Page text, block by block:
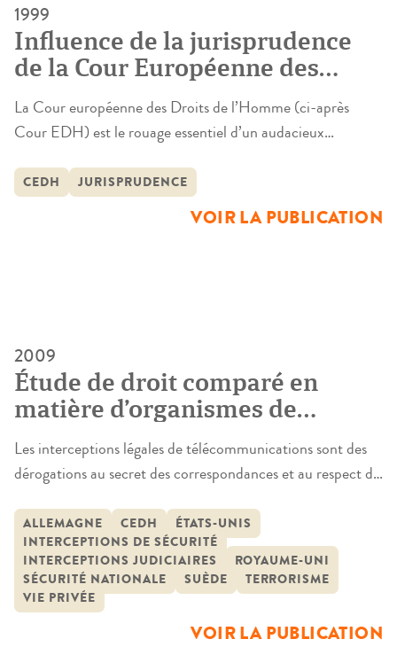
1999
Influence de la jurisprudence
de la Cour Européenne des
Droits de l’Homme sur le droit
privé français
La Cour européenne des Droits de l’Homme (ci-après
Cour EDH) est le rouage essentiel d’un audacieux
Convention de sauvegarde des Droits de l’homme et des
libertés fondamentales (ci-après CEDH) signée à Rome le
4 novembre 1950, ratifiée par 41 États européens et
CEDH JURISPRUDENCE
VOIR LA PUBLICATION
2009
Étude de droit comparé en
matière d’organismes de
contrôle des interceptions de
télécommunication
Les interceptions légales de télécommunications sont des
dérogations au secret des correspondances et au respect de
l’homme de 1948 (1) est une référence incontournable,
même si elle n’est pas toujours appliquée. L’article 17 du
pacte international relatif aux droits civils et politiques des
Nations unies du […]
ALLEMAGNE CEDH
ÉTATS-UNIS
INTERCEPTIONS DE SÉCURITÉ
INTERCEPTIONS JUDICIAIRES
ROYAUME-UNI
SÉCURITÉ NATIONALE
SUÈDE
TERRORISME
VIE PRIVÉE
VOIR LA PUBLICATION